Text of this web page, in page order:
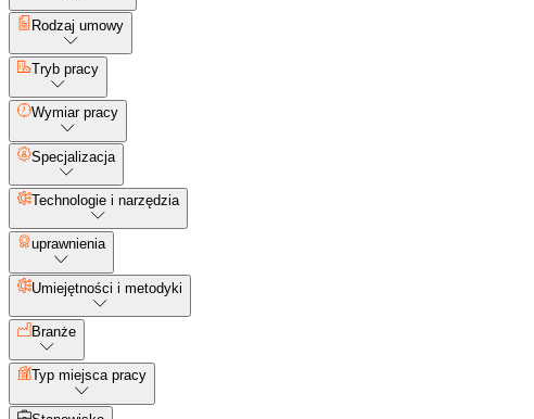
Rodzaj umowy
Tryb pracy
Wymiar pracy
Specjalizacja
Technologie i narzędzia
uprawnienia
Umiejętności i metodyki
Branże
Typ miejsca pracy